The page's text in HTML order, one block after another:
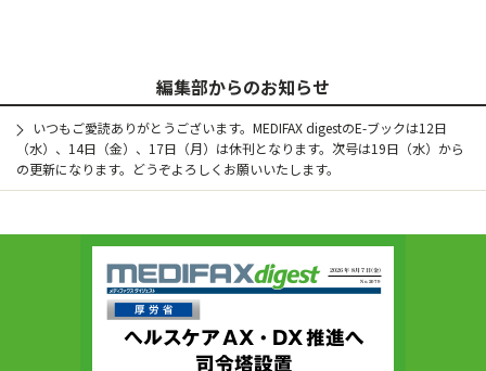
編集部からのお知らせ
いつもご愛読ありがとうございます。MEDIFAX digestのE-ブックは12日
（水）、14日（金）、17日（月）は休刊となります。次号は19日（水）から
の更新になります。どうぞよろしくお願いいたします。